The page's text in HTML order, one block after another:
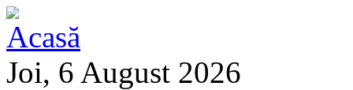
Joi, 6 August 2026